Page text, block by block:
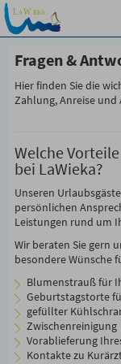
Fragen &
Hier finden Sie die
Zahlung, Anreise
Welche
bei LaWieka?
Unseren
persönlichen
Leistungen rund um
Wir beraten Sie gern
besondere Wünsche
Blumenstrauß für
Geburtstagstorte
gefüllter
Zwischenreinigung
Vorablieferung
Kontakte zu